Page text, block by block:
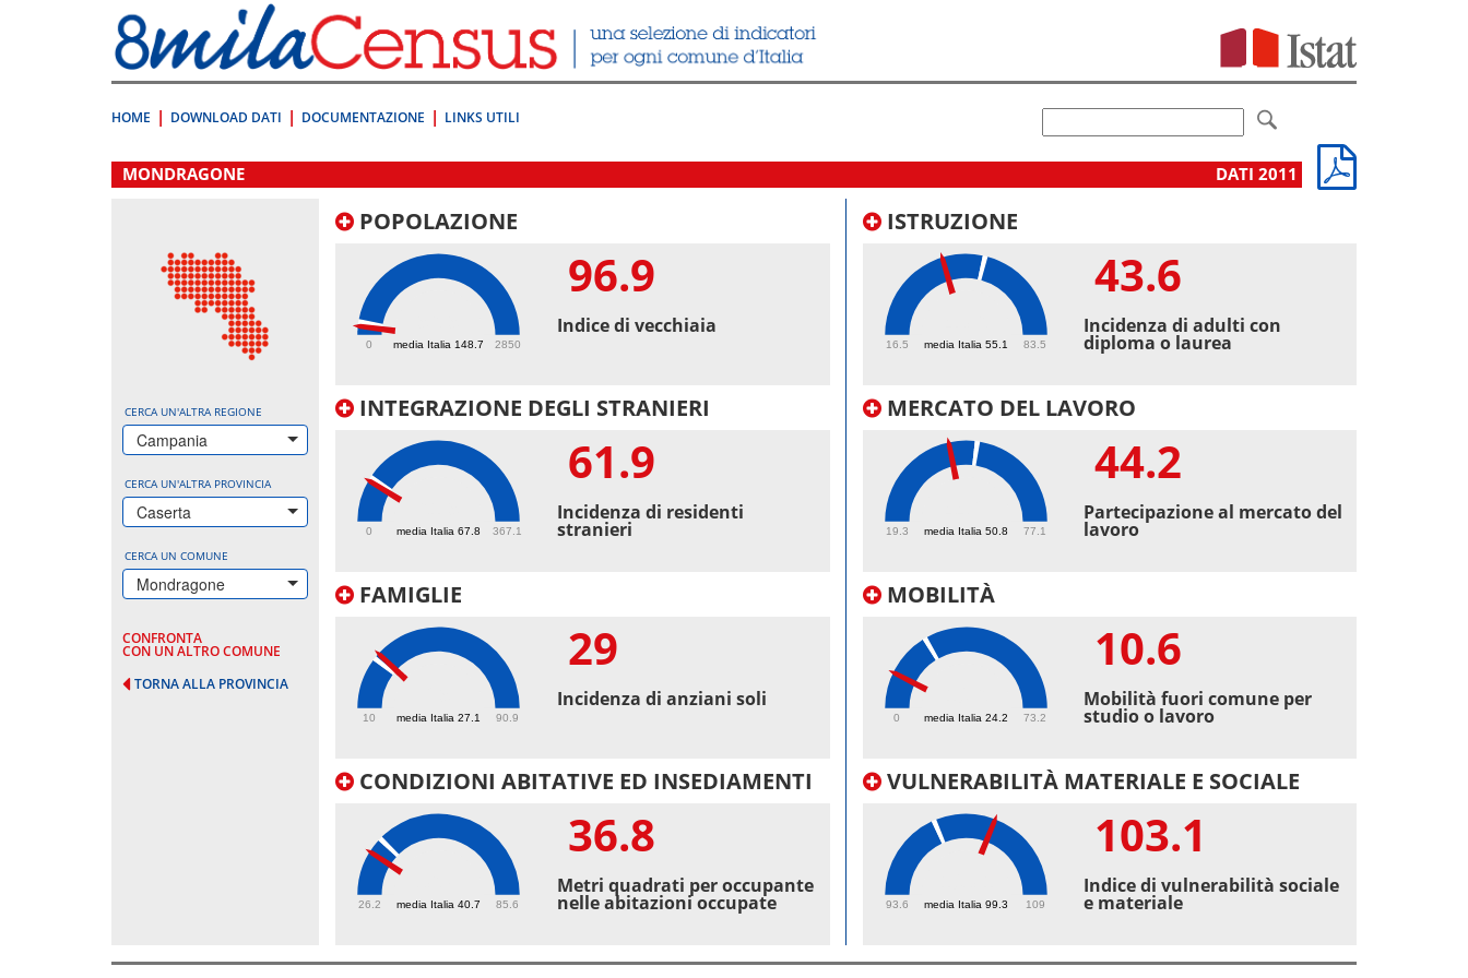
direttamente
a:
Contenuto
HOME DOWNLOAD DATI DOCUMENTAZIONE LINKS UTILI
.
MONDRAGONE DATI 2011
CERCA UN'ALTRA REGIONE
Campania
CERCA UN'ALTRA PROVINCIA
Caserta
CERCA UN COMUNE
Mondragone
CONFRONTA
CON UN ALTRO COMUNE
TORNA ALLA PROVINCIA
POPOLAZIONE
media Italia 148.7
0 2850
96.9
Indice di vecchiaia
INTEGRAZIONE DEGLI STRANIERI
media Italia 67.8
0 367.1
61.9
Incidenza di residenti
stranieri
FAMIGLIE
media Italia 27.1
10 90.9
29
Incidenza di anziani soli
CONDIZIONI ABITATIVE ED INSEDIAMENTI
media Italia 40.7
26.2 85.6
36.8
Metri quadrati per occupante
nelle abitazioni occupate
ISTRUZIONE
media Italia 55.1
16.5 83.5
43.6
Incidenza di adulti con
diploma o laurea
MERCATO DEL LAVORO
media Italia 50.8
19.3 77.1
44.2
Partecipazione al mercato del
lavoro
MOBILITÀ
media Italia 24.2
0 73.2
10.6
Mobilità fuori comune per
studio o lavoro
VULNERABILITÀ MATERIALE E SOCIALE
media Italia 99.3
93.6 109
103.1
Indice di vulnerabilità sociale
e materiale